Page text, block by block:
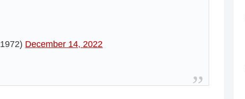
December 14, 2022